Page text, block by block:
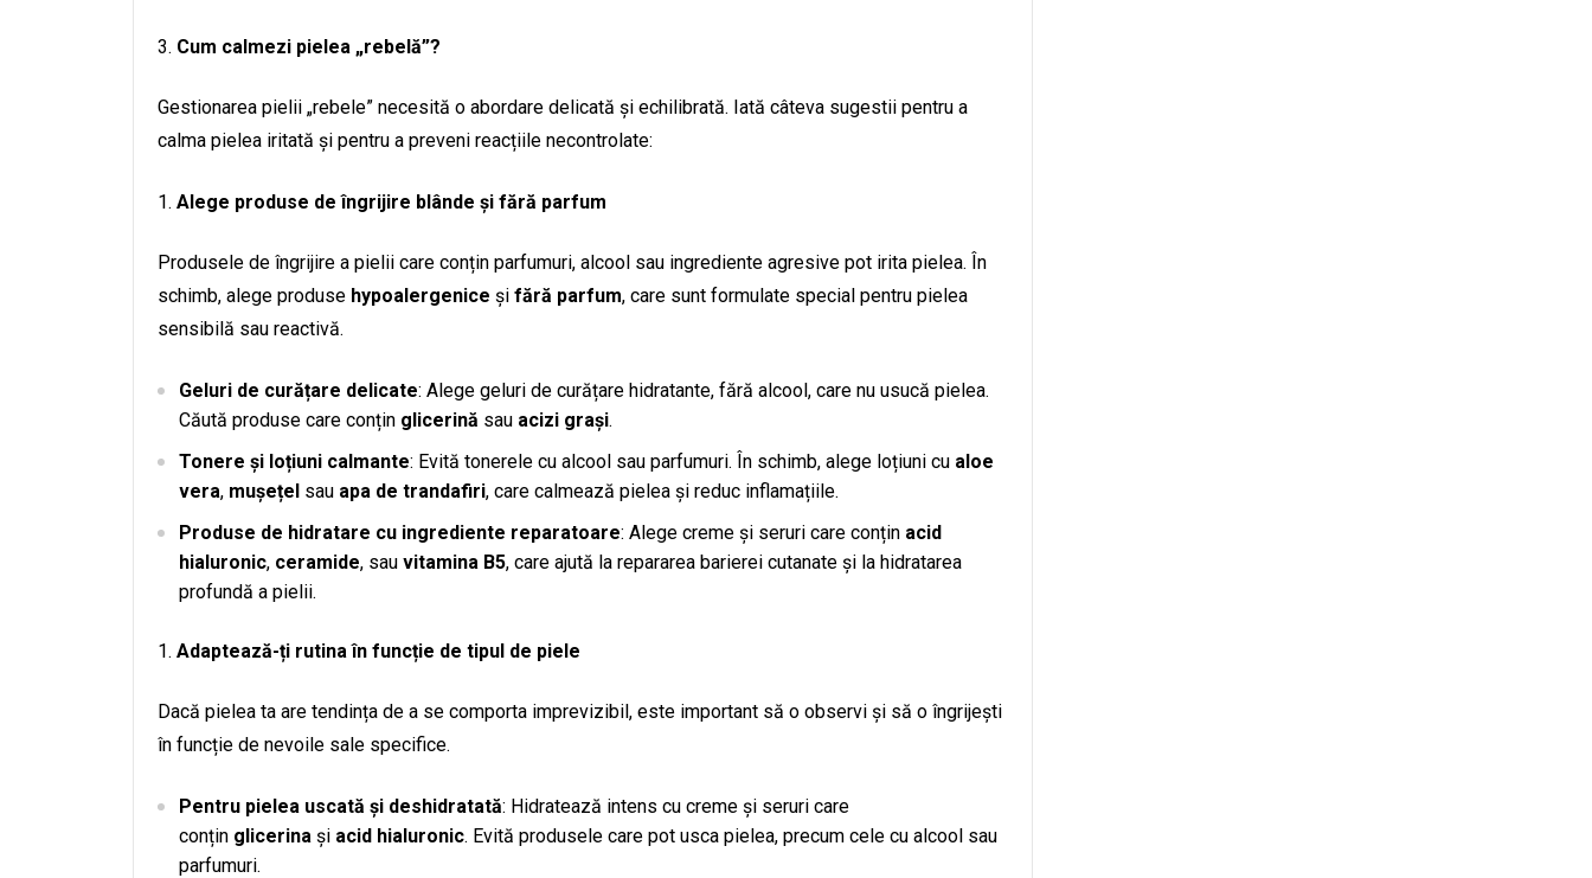
Cum calmezi pielea „rebelă”?
Gestionarea pielii „rebele” necesită o abordare delicată și echilibrată. Iată câteva sugestii pentru a
calma pielea iritată și pentru a preveni reacțiile necontrolate:
Alege produse de îngrijire blânde și fără parfum
Produsele de îngrijire a pielii care conțin parfumuri, alcool sau ingrediente agresive pot irita pielea. În
schimb, alege produse hypoalergenice și fără parfum, care sunt formulate special pentru pielea
sensibilă sau reactivă.
Geluri de curățare delicate: Alege geluri de curățare hidratante, fără alcool, care nu usucă pielea.
Căută produse care conțin glicerină sau acizi grași.
Tonere și loțiuni calmante: Evită tonerele cu alcool sau parfumuri. În schimb, alege loțiuni cu aloe
vera, mușețel sau apa de trandafiri, care calmează pielea și reduc inflamațiile.
Produse de hidratare cu ingrediente reparatoare: Alege creme și seruri care conțin acid
hialuronic, ceramide, sau vitamina B5, care ajută la repararea barierei cutanate și la hidratarea
profundă a pielii.
Adaptează-ți rutina în funcție de tipul de piele
Dacă pielea ta are tendința de a se comporta imprevizibil, este important să o observi și să o îngrijești
în funcție de nevoile sale specifice.
Pentru pielea uscată și deshidratată: Hidratează intens cu creme și seruri care
conțin glicerina și acid hialuronic. Evită produsele care pot usca pielea, precum cele cu alcool sau
parfumuri.